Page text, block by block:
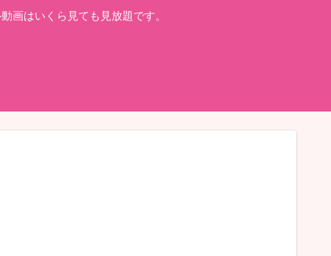
画はいくら見ても見放題です。